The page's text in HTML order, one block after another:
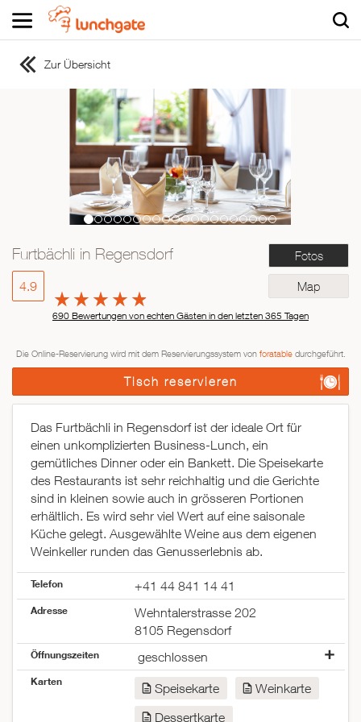
ZUR STARTSEITE
ZUR RESTAURANTSUCHE
Italienisch
Französisch
Traditionell
Mexikanisch
Spanisch
Zur Übersicht
Fotos
Map
Furtbächli in Regensdorf
4.9
690 Bewertungen von echten Gästen in den letzten 365 Tagen
Die Online-Reservierung wird mit dem Reservierungssystem von foratabledurchgeführt.
Tisch reservieren
Das Furtbächli in Regensdorf ist der ideale Ort für
einen unkomplizierten Business-Lunch, ein
gemütliches Dinner oder ein Bankett. Die Speisekarte
des Restaurants ist sehr reichhaltig und die Gerichte
sind in kleinen sowie auch in grösseren Portionen
erhältlich. Es wird sehr viel Wert auf eine saisonale
Küche gelegt. Ausgewählte Weine aus dem eigenen
Weinkeller runden das Genusserlebnis ab.
Telefon +41 44 841 14 41
Adresse
Wehntalerstrasse 202
8105 Regensdorf
Öffnungszeiten
geschlossen
Montag
08:30–23:00
08:30–23:00
08:30–23:00
Karten Speisekarte
Weinkarte
Dessertkarte